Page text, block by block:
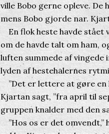
ville Bobo gerne opleve.
mens Bobo gjorde nar.
En flok heste havde stået
om de havde talt om ham,
luften summede af vingede
lyden af hestehalernes
”Det er lettere at gøre en
Kjartan sagt, ”fra april til
gruppen knalder med den
”Hos os er det omvendt,”